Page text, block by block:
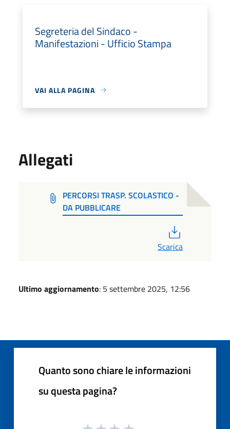
Segreteria del Sindaco -
Manifestazioni - Ufficio Stampa
VAI ALLA PAGINA
Allegati
PERCORSI TRASP. SCOLASTICO -
DA PUBBLICARE
Scarica
Ultimo aggiornamento: 5 settembre 2025, 12:56
Quanto sono chiare le informazioni
su questa pagina?